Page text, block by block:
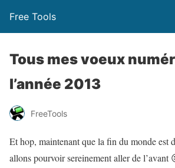
Free Tools
Tous mes voeux
l’année 2013
FreeTools
Et hop, maintenant que la fin du monde est
allons pourvoir sereinement aller de l’avant